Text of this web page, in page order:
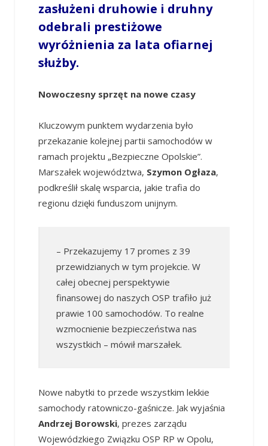
zasłużeni druhowie i druhny
odebrali prestiżowe
wyróżnienia za lata ofiarnej
służby.
Nowoczesny sprzęt na nowe czasy
Kluczowym punktem wydarzenia było
przekazanie kolejnej partii samochodów w
ramach projektu „Bezpieczne Opolskie”.
Marszałek województwa, Szymon Ogłaza,
podkreślił skalę wsparcia, jakie trafia do
regionu dzięki funduszom unijnym.
– Przekazujemy 17 promes z 39
przewidzianych w tym projekcie. W
całej obecnej perspektywie
finansowej do naszych OSP trafiło już
prawie 100 samochodów. To realne
wzmocnienie bezpieczeństwa nas
wszystkich – mówił marszałek.
Nowe nabytki to przede wszystkim lekkie
samochody ratowniczo-gaśnicze. Jak wyjaśnia
Andrzej Borowski, prezes zarządu
Wojewódzkiego Związku OSP RP w Opolu,